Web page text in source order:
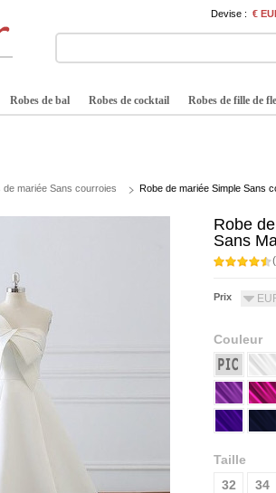
Devise : €
Robes de bal Robes de cocktail Robes de fille de
de mariée Sans courroies Robe de mariée Simple Sans
Robe
Sans
Prix
Couleur
Taille
32
34